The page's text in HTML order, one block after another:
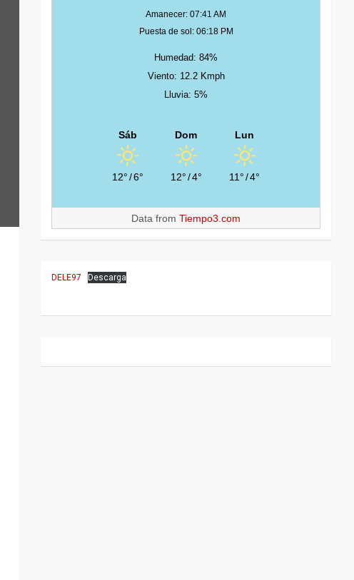
Amanecer: 07:41 AM
Puesta de sol: 06:18 PM
Humedad: 84%
Viento: 12.2 Kmph
Lluvia: 5%
Sáb
12°/6°
Dom
12°/4°
Lun
11°/4°
Data fromTiempo3.com
DELE97 Descarga